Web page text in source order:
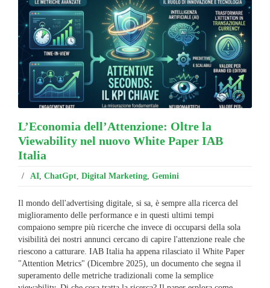
L’Economia dell’Attenzione: Oltre la
Viewability nel nuovo White Paper IAB
Italia
/ AI, ChatGpt, Digital Marketing, Gemini
Il mondo dell'advertising digitale, si sa, è sempre alla ricerca del
miglioramento delle performance e in questi ultimi tempi
compaiono sempre più ricerche che invece di occuparsi della sola
visibilità dei nostri annunci cercano di capire l'attenzione reale che
riescono a catturare. IAB Italia ha appena rilasciato il White Paper
"Attention Metrics" (Dicembre 2025), un documento che segna il
superamento delle metriche tradizionali come la semplice